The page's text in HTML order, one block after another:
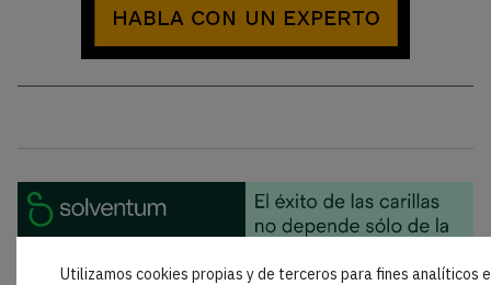
Utilizamos cookies propias y de terceros para fines analíticos